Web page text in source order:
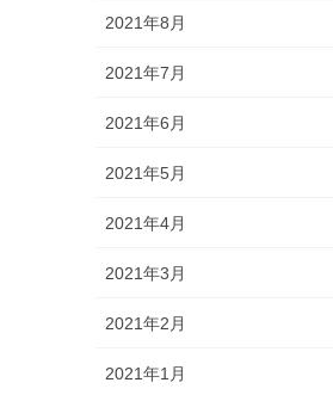
2021年8月
2021年7月
2021年6月
2021年5月
2021年4月
2021年3月
2021年2月
2021年1月